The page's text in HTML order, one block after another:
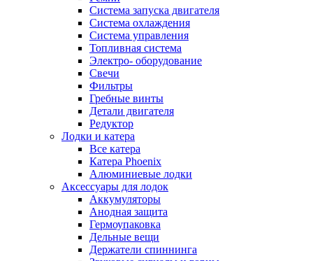
Система запуска двигателя
Система охлаждения
Система управления
Топливная система
Электро- оборудование
Свечи
Фильтры
Гребные винты
Детали двигателя
Редуктор
Лодки и катера
Все катера
Катера Phoenix
Алюминиевые лодки
Аксессуары для лодок
Аккумуляторы
Анодная защита
Гермоупаковка
Дельные вещи
Держатели спиннинга